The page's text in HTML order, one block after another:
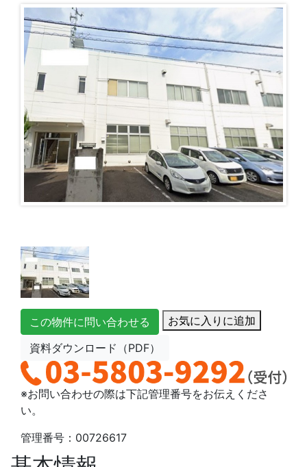
この物件に問い合わせる
お気に入りに追加
資料ダウンロード（PDF）
※お問い合わせの際は下記管理番号をお伝えくださ
い。
管理番号：00726617